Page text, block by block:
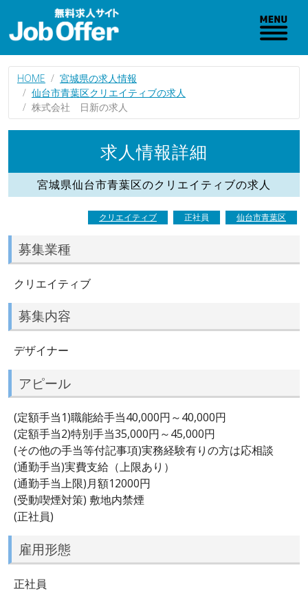
HOME
宮城県の求人情報
仙台市青葉区クリエイティブの求人
株式会社 日新の求人
求人情報詳細
宮城県仙台市青葉区のクリエイティブの求人
クリエイティブ 正社員 仙台市青葉区
募集業種
クリエイティブ
募集内容
デザイナー
アピール
(定額手当1)職能給手当40,000円～40,000円
(定額手当2)特別手当35,000円～45,000円
(その他の手当等付記事項)実務経験有りの方は応相談
(通勤手当)実費支給（上限あり）
(通勤手当上限)月額12000円
(受動喫煙対策) 敷地内禁煙
(正社員)
雇用形態
正社員